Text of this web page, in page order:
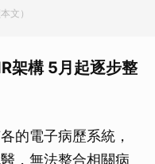
文）
架構 5月起逐步整
的電子病歷系統，
，無法整合相關病